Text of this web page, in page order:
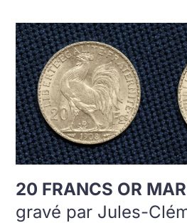
20 FRANCS OR
gravé par Jules-